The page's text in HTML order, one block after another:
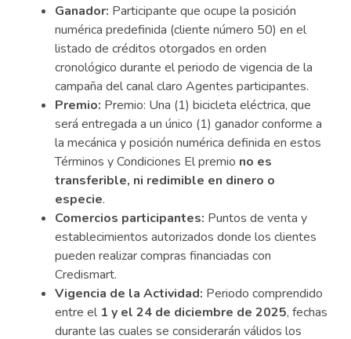
Ganador: Participante que ocupe la posición
numérica predefinida (cliente número 50) en el
listado de créditos otorgados en orden
cronológico durante el periodo de vigencia de la
campaña del canal claro Agentes participantes.
Premio: Premio: Una (1) bicicleta eléctrica, que
será entregada a un único (1) ganador conforme a
la mecánica y posición numérica definida en estos
Términos y Condiciones El premio no es
transferible, ni redimible en dinero o
especie.
Comercios participantes: Puntos de venta y
establecimientos autorizados donde los clientes
pueden realizar compras financiadas con
Credismart.
Vigencia de la Actividad: Periodo comprendido
entre el 1 y el 24 de diciembre de 2025, fechas
durante las cuales se considerarán válidos los